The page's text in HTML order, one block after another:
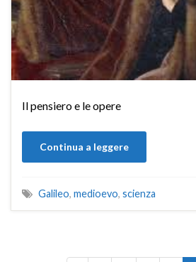
Il pensiero e le opere
Continua a leggere
Galileo, medioevo, scienza